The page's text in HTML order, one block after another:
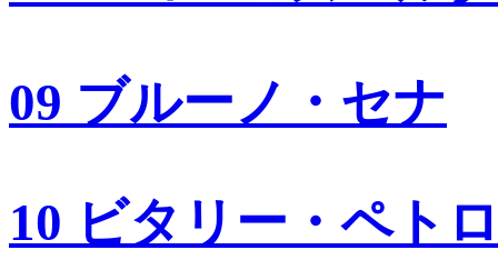
09 ブルーノ・セナ
10 ビタリー・ペト